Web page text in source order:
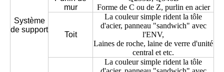
Système
de support
mur
Forme de C ou de Z, purlin en acier
Toit
La couleur simple rident la tôle
d'acier, panneau "sandwich" avec
l'ENV,
Laines de roche, laine de verre d'unité
central et etc.
La couleur simple rident la tôle